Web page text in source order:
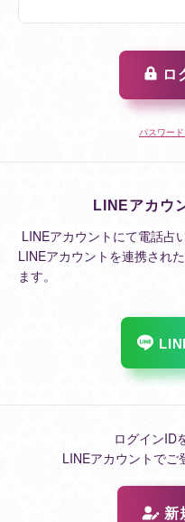
ロ
パスワー
LINEアカウ
LINEアカウントにて電話占
LINEアカウントを連携され
ます。
ログインID
LINEアカウントでご
新